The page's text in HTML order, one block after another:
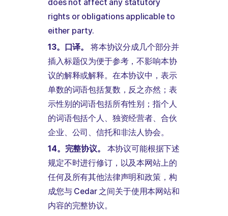
does not affect any statutory
rights or obligations applicable to
either party.
13。口译。
将本协议分成几个部分并
插入标题仅为便于参考，不影响本协
议的解释或解释。在本协议中，表示
单数的词语包括复数，反之亦然；表
示性别的词语包括所有性别；指个人
的词语包括个人、独资经营者、合伙
企业、公司、信托和非法人协会。
14。完整协议。
本协议可能根据下述
规定不时进行修订，以及本网站上的
任何及所有其他法律声明和政策，构
成您与 Cedar 之间关于使用本网站和
内容的完整协议。